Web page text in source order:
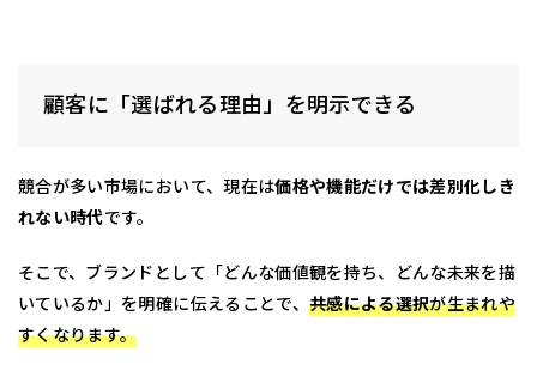
顧客に「選ばれる理由」を明示できる
競合が多い市場において、現在は価格や機能だけでは差別化しき
れない時代です。
そこで、ブランドとして「どんな価値観を持ち、どんな未来を描
いているか」を明確に伝えることで、 共感による選択が生まれや
すくなります。